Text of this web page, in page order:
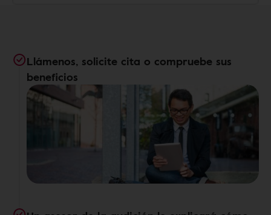
Llámenos, solicite cita o compruebe sus
beneficios